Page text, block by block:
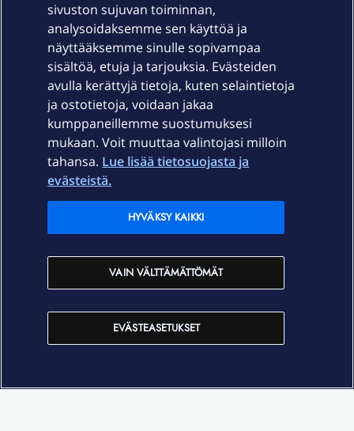
Laitteet & liittymät
Palvelut
Ajankohtaista
Elisa Oyj
In English
sivuston sujuvan toiminnan,
analysoidaksemme sen käyttöä ja
näyttääksemme sinulle sopivampaa
sisältöä, etuja ja tarjouksia. Evästeiden
avulla kerättyjä tietoja, kuten selaintietoja
ja ostotietoja, voidaan jakaa
kumppaneillemme suostumuksesi
mukaan. Voit muuttaa valintojasi milloin
tahansa. Lue lisää tietosuojasta ja
evästeistä.
EVÄSTEASETUKSET
VAIN VÄLTTÄMÄTTÖMÄT
HYVÄKSY KAIKKI